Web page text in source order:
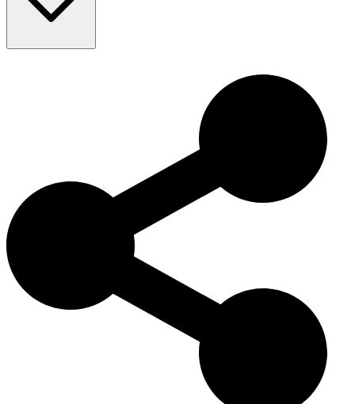
寿命：10-12年
忠诚伙伴的声誉。它们保护羊群免受捕食者侵害的能力使其对西
班牙牧羊人来说无价。今天，它们继续因其忠诚、力量和温和的
天性而受到赞赏，是深受喜爱的宠物和守护者。